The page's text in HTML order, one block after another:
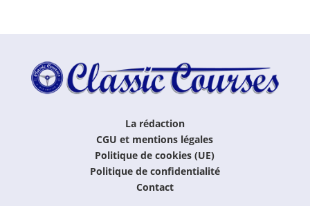
La rédaction
CGU et mentions légales
Politique de cookies (UE)
Politique de confidentialité
Contact